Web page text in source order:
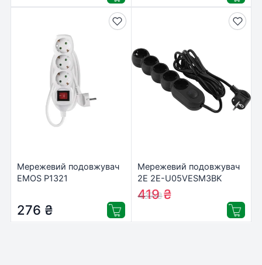
Мережевий подовжувач
EMOS P1321
276 ₴
Мережевий подовжувач
2E 2E-U05VESM3BK
437₴
419₴